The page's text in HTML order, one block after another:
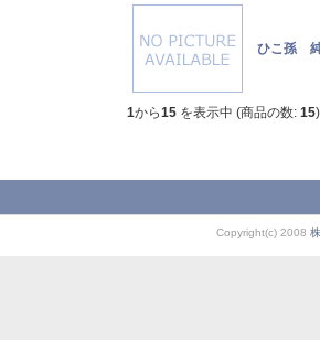
ひこ孫
1から15 を表示中 (商品の数: 15)
Copyright(c) 2008